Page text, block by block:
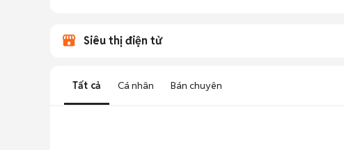
Siêu thị điện tử
Tất cả Cá nhân Bán chuyên